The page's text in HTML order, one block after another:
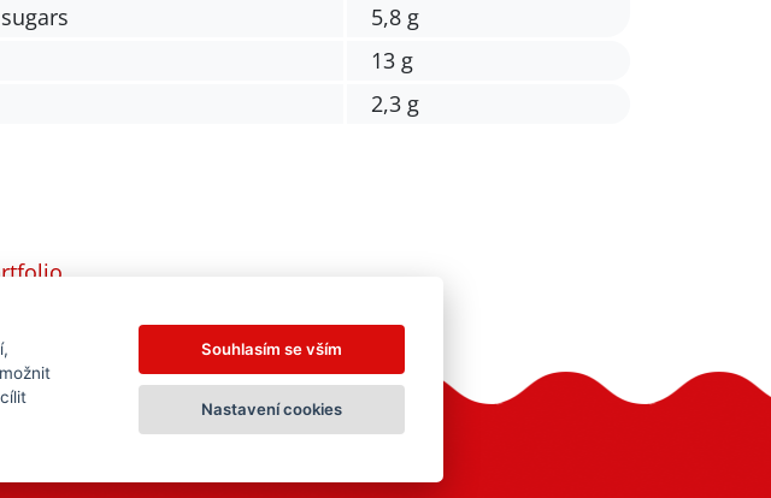
5,8 g
13 g
2,3 g
reserved.
Souhlasím se vším
Nastavení cookies